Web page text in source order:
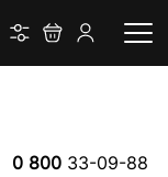
0 80033-09-88